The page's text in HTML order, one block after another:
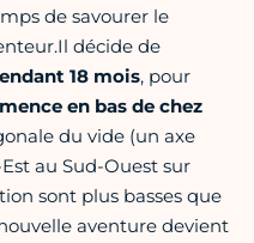
de savourer le
décide de
18 mois, pour
en bas de chez
du vide (un axe
au Sud-Ouest sur
sont plus basses que
aventure devient